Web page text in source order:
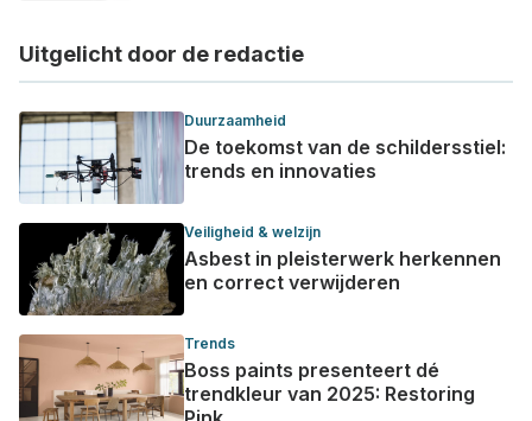
Uitgelicht door de redactie
Duurzaamheid
De toekomst van de schildersstiel:
trends en innovaties
Veiligheid & welzijn
Asbest in pleisterwerk herkennen
en correct verwijderen
Trends
Boss paints presenteert dé
trendkleur van 2025: Restoring